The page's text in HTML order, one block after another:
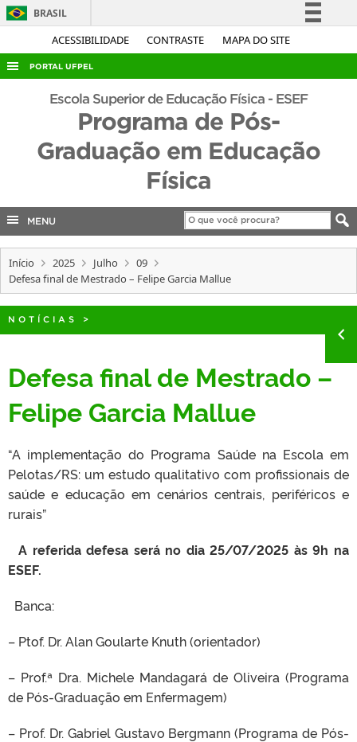
ACESSIBILIDADE CONTRASTE MAPA DO SITE
BRASIL
Simplifique!
Acesso à informação
Legislação
Canais
PORTAL UFPEL
ACESSO À INFORMAÇÃO
COBALTO
PORTARIAS
Escola Superior de Educação Física - ESEF
Programa de Pós-
Graduação em Educação
Física
MENU
Início 2025 Julho
09
Defesa final de Mestrado – Felipe Garcia Mallue
NOTÍCIAS >
Defesa final de Mestrado –
Felipe Garcia Mallue
“A implementação do Programa Saúde na Escola em
Pelotas/RS: um estudo qualitativo com profissionais de
saúde e educação em cenários centrais, periféricos e
rurais”
A referida defesa será no dia 25/07/2025 às 9h na
ESEF.
Banca:
– Ptof. Dr. Alan Goularte Knuth (orientador)
– Prof.ª Dra. Michele Mandagará de Oliveira (Programa
de Pós-Graduação em Enfermagem)
– Prof. Dr. Gabriel Gustavo Bergmann (Programa de Pós-